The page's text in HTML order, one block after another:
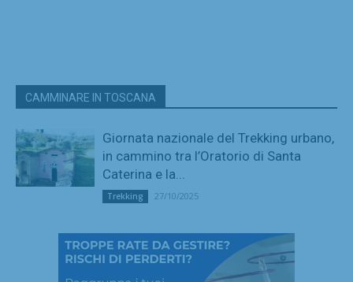
CAMMINARE IN TOSCANA
Giornata nazionale del Trekking urbano,
in cammino tra l’Oratorio di Santa
Caterina e la...
Trekking 27/10/2025